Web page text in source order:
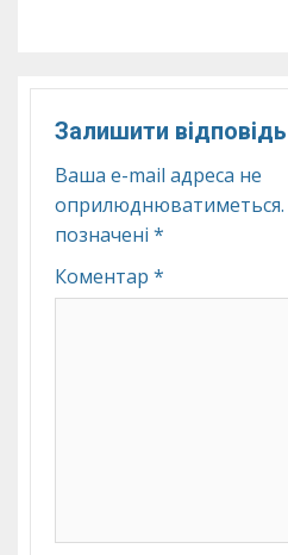
Залишити відповідь
Ваша e-mail адреса не
оприлюднюватиметься.
позначені *
Коментар *